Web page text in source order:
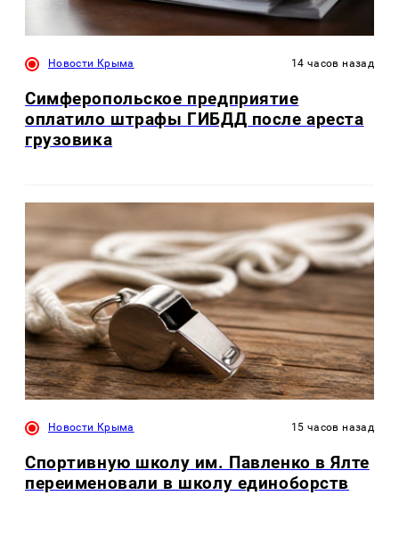
Новости Крыма 14 часов назад
Симферопольское предприятие
оплатило штрафы ГИБДД после ареста
грузовика
Новости Крыма 15 часов назад
Спортивную школу им. Павленко в Ялте
переименовали в школу единоборств